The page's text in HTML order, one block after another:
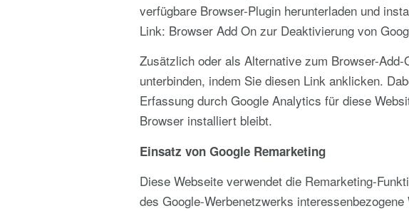
verfügbare Browser-Plugin herunterladen und
Link: Browser Add On zur Deaktivierung von
Zusätzlich oder als Alternative zum Browser-
unterbinden, indem Sie diesen Link anklicken.
Erfassung durch Google Analytics für diese
Browser installiert bleibt.
Einsatz von Google Remarketing
Diese Webseite verwendet die Remarketing-
des Google-Werbenetzwerks